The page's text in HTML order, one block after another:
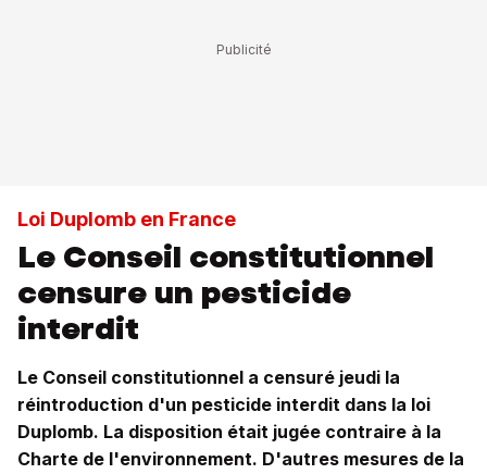
Loi Duplomb en France
Le Conseil constitutionnel
censure un pesticide
interdit
Le Conseil constitutionnel a censuré jeudi la
réintroduction d'un pesticide interdit dans la loi
Duplomb. La disposition était jugée contraire à la
Charte de l'environnement. D'autres mesures de la